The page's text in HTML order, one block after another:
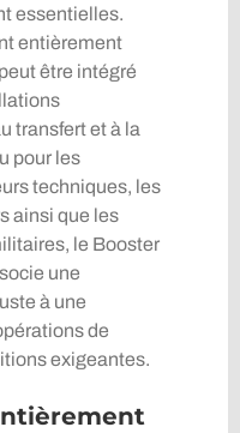
essentielles.
entièrement
être intégré
transfert et à la
pour les
techniques, les
ainsi que les
le Booster
une
à une
de
exigeantes.